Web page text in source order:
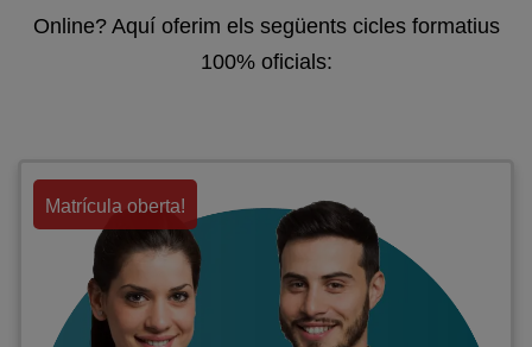
Online? Aquí oferim els següents cicles formatius
100% oficials:
Matrícula oberta!